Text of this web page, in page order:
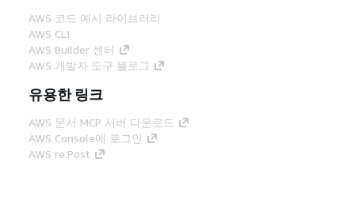
AWS 코드 예시 라이브러리
AWS CLI
AWS Builder 센터
AWS 개발자 도구 블로그
유용한 링크
AWS 문서 MCP 서버 다운로드
AWS Console에 로그인
AWS re:Post